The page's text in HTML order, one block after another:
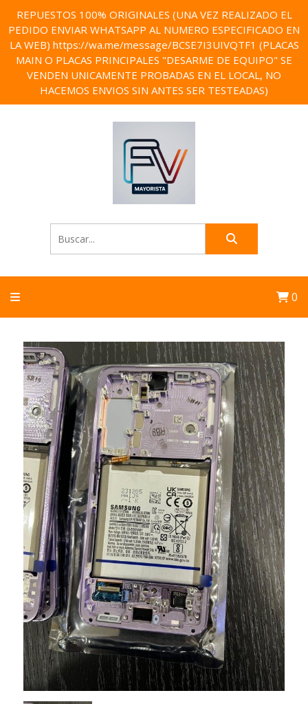
REPUESTOS 100% ORIGINALES (UNA VEZ REALIZADO EL
PEDIDO ENVIAR WHATSAPP AL NUMERO ESPECIFICADO EN
LA WEB) https://wa.me/message/BCSE7I3UIVQTF1 (PLACAS
MAIN O PLACAS PRINCIPALES "DESARME DE EQUIPO" SE
VENDEN UNICAMENTE PROBADAS EN EL LOCAL, NO
HACEMOS ENVIOS SIN ANTES SER TESTEADAS)
0